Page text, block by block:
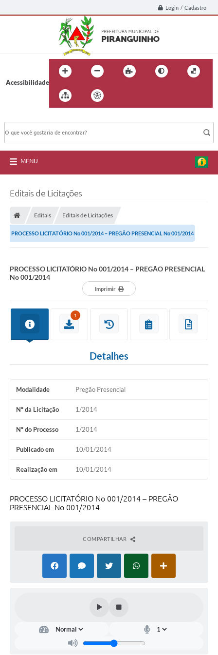
Login / Cadastro
Acessibilidade
MENU
Editais de Licitações
Editais Editais de Licitações
PROCESSO LICITATÓRIO No 001/2014 – PREGÃO PRESENCIAL No 001/2014
PROCESSO LICITATÓRIO No 001/2014 – PREGÃO PRESENCIAL
No 001/2014
Imprimir
1
Detalhes
Modalidade Pregão Presencial
Nº da Licitação 1/2014
Nº do Processo 1/2014
Publicado em 10/01/2014
Realização em 10/01/2014
PROCESSO LICITATÓRIO No 001/2014 – PREGÃO
PRESENCIAL No 001/2014
COMPARTILHAR